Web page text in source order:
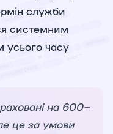
служби
системним
усього часу
на 600–
це за умови